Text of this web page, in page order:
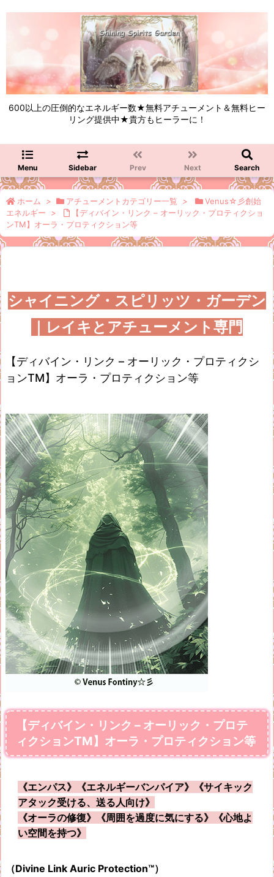
600以上の圧倒的なエネルギー数★無料アチューメント＆無料ヒー
リング提供中★貴方もヒーラーに！
Menu Sidebar Prev Next Search
ホーム > アチューメントカテゴリー一覧 >
Venus☆彡創始
エネルギー
>
【ディバイン・リンク – オーリック・プロティクショ
ンTM】オーラ・プロティクション等
シャイニング・スピリッツ・ガーデン
｜レイキとアチューメント専門
【ディバイン・リンク – オーリック・プロティクシ
ョンTM】オーラ・プロティクション等
【ディバイン・リンク – オーリック・プロテ
ィクションTM】オーラ・プロティクション等
《エンパス》《エネルギーバンパイア》《サイキック
アタック受ける、送る人向け》
《オーラの修復》《周囲を過度に気にする》《心地よ
い空間を持つ》
（Divine Link Auric Protection™）